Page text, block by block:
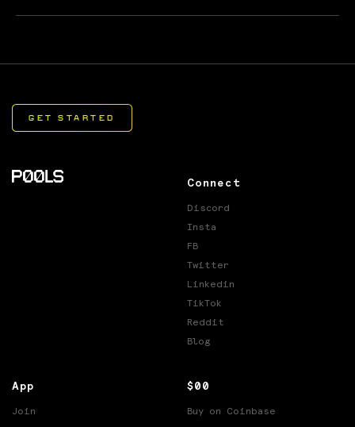
App
Join
Connect
Discord
Insta
FB
Twitter
Linkedin
TikTok
Reddit
Blog
$00
Buy on Coinbase